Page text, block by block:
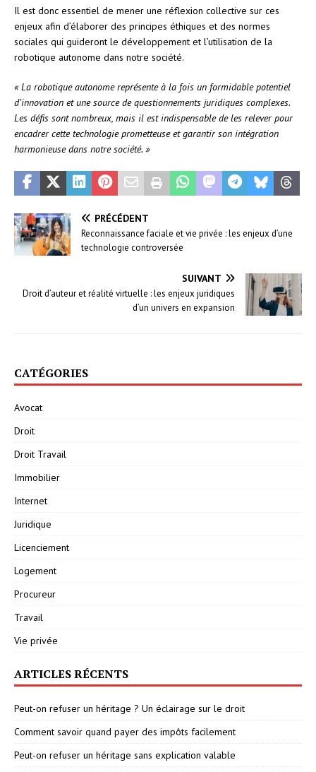
Il est donc essentiel de mener une réflexion collective sur ces
enjeux afin d’élaborer des principes éthiques et des normes
sociales qui guideront le développement et l’utilisation de la
robotique autonome dans notre société.
« La robotique autonome représente à la fois un formidable potentiel
d’innovation et une source de questionnements juridiques complexes.
Les défis sont nombreux, mais il est indispensable de les relever pour
encadrer cette technologie prometteuse et garantir son intégration
harmonieuse dans notre société. »
PRÉCÉDENT
Reconnaissance faciale et vie privée : les enjeux d’une
technologie controversée
SUIVANT
Droit d’auteur et réalité virtuelle : les enjeux juridiques
d’un univers en expansion
CATÉGORIES
Avocat
Droit
Droit Travail
Immobilier
Internet
Juridique
Licenciement
Logement
Procureur
Travail
Vie privée
ARTICLES RÉCENTS
Peut-on refuser un héritage ? Un éclairage sur le droit
Comment savoir quand payer des impôts facilement
Peut-on refuser un héritage sans explication valable